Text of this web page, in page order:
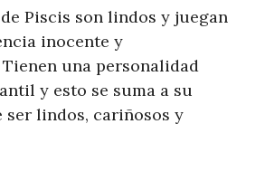
Piscis son lindos y juegan
inocente y
una personalidad
y esto se suma a su
ser lindos, cariñosos y